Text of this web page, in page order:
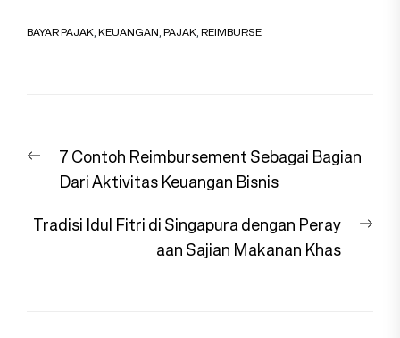
BAYAR PAJAK,KEUANGAN,PAJAK,REIMBURSE
pos
Previous
post:
7 Contoh Reimbursement Sebagai Bagian
Dari Aktivitas Keuangan Bisnis
Tradisi Idul Fitri di Singapura dengan Peray
aan Sajian Makanan Khas